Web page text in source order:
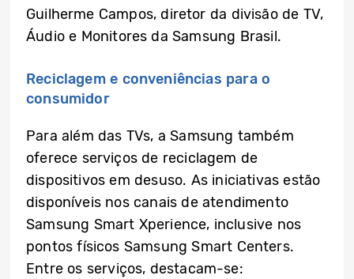
Guilherme Campos, diretor da divisão de TV,
Áudio e Monitores da Samsung Brasil.
Reciclagem e conveniências para o
consumidor
Para além das TVs, a Samsung também
oferece serviços de reciclagem de
dispositivos em desuso. As iniciativas estão
disponíveis nos canais de atendimento
Samsung Smart Xperience, inclusive nos
pontos físicos Samsung Smart Centers.
Entre os serviços, destacam-se: